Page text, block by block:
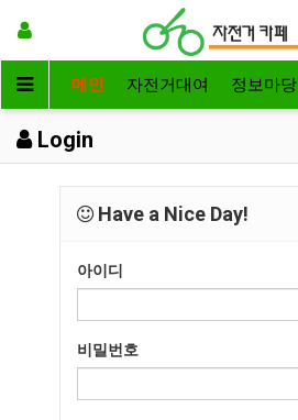
메인 자전거대여 정보마당
Login
Have a Nice Day!
아이디
비밀번호